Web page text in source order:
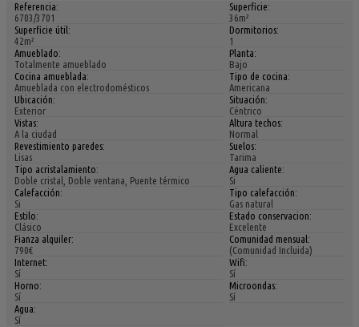
Referencia:
6703/3701
Superficie:
36m²
Superficie útil:
42m²
Dormitorios:
1
Amueblado:
Totalmente amueblado
Planta:
Bajo
Cocina amueblada:
Amueblada con electrodomésticos
Tipo de cocina:
Americana
Ubicación:
Exterior
Situación:
Céntrico
Vistas:
A la ciudad
Altura techos:
Normal
Revestimiento paredes:
Lisas
Suelos:
Tarima
Tipo acristalamiento:
Doble cristal, Doble ventana, Puente térmico
Agua caliente:
Si
Calefacción:
Si
Tipo calefacción:
Gas natural
Estilo:
Clásico
Estado conservacion:
Excelente
Fianza alquiler:
790€
Comunidad mensual:
(Comunidad Incluida)
Internet:
Sí
Wifi:
Sí
Horno:
Sí
Microondas:
Sí
Agua:
Sí